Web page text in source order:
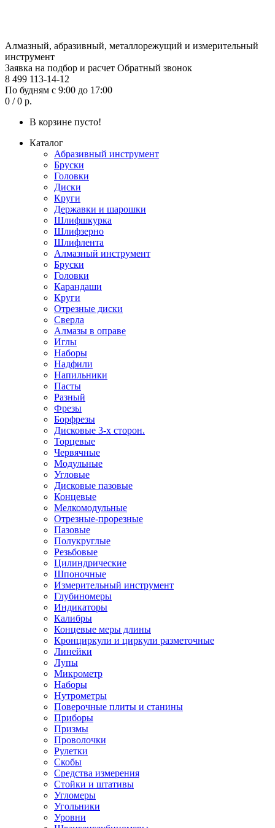
Алмазный, абразивный, металлорежущий и измерительный
инструмент
Заявка на подбор и расчет Обратный звонок
8 499 113-14-12
По будням с 9:00 до 17:00
0 / 0 р.
В корзине пусто!
Каталог
Абразивный инструмент
Бруски
Головки
Диски
Круги
Державки и шарошки
Шлифшкурка
Шлифзерно
Шлифлента
Алмазный инструмент
Бруски
Головки
Карандаши
Круги
Отрезные диски
Сверла
Алмазы в оправе
Иглы
Наборы
Надфили
Напильники
Пасты
Разный
Фрезы
Борфрезы
Дисковые 3-х сторон.
Торцевые
Червячные
Модульные
Угловые
Дисковые пазовые
Концевые
Мелкомодульные
Отрезные-прорезные
Пазовые
Полукруглые
Резьбовые
Цилиндрические
Шпоночные
Измерительный инструмент
Глубиномеры
Индикаторы
Калибры
Концевые меры длины
Кронциркули и циркули разметочные
Линейки
Лупы
Микрометр
Наборы
Нутрометры
Поверочные плиты и станины
Приборы
Призмы
Проволочки
Рулетки
Скобы
Средства измерения
Стойки и штативы
Угломеры
Угольники
Уровни